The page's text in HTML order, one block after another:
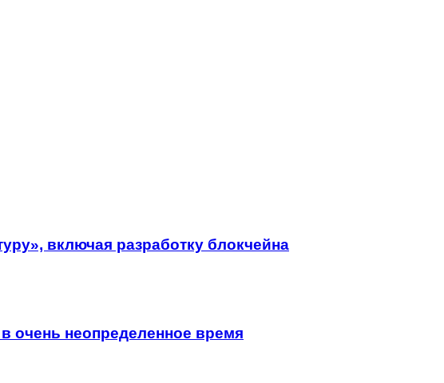
включая разработку блокчейна
очень неопределенное время